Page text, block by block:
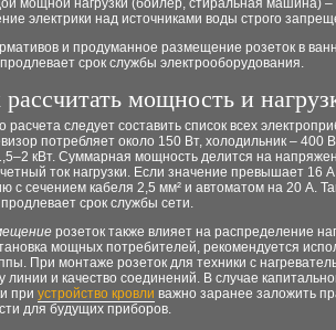
мощной нагрузки (бойлер, стиральная машина)
электрики над источниками воды строго
и продуманное размещение розеток в
срок службы электрооборудования.
мощность и
расчета следует составить список всех
потребляет около 150 Вт, холодильник – 400
кВт. Суммарная мощность делится на
ток нагрузки. Если значение превышает 16
с сечением кабеля 2,5 мм² и автоматом на 20 А.
срок службы сети.
розеток также влияет на распределение
мощных потребителей, рекомендуется
При монтаже розеток для техники с
линии и качество соединений. В случае
при устройство кровли важно заранее заложить
для будущих приборов.